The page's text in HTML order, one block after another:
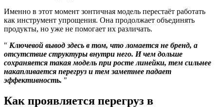
Именно в этот момент зонтичная модель перестаёт работать
как инструмент упрощения. Она продолжает объединять
продукты, но уже не помогает их различать.
Ключевой вывод здесь в том, что ломается не бренд, а
отсутствие структуры внутри него. И чем дольше
сохраняется такая модель при росте линейки, тем сильнее
накапливается перегруз и тем заметнее падает
эффективность.
Как проявляется перегруз в